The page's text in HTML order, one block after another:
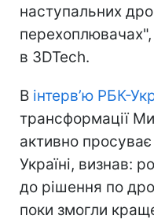
наступальних
в 3DTech.
В інтерв’ю РБК-
трансформації
активно
Україні, визнав:
до рішення по
поки змогли